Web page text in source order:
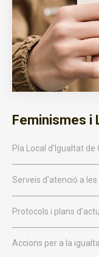
Feminismes i
Pla Local d’Igualtat de
Serveis d'atenció a les
Protocols i plans
Accions per a la